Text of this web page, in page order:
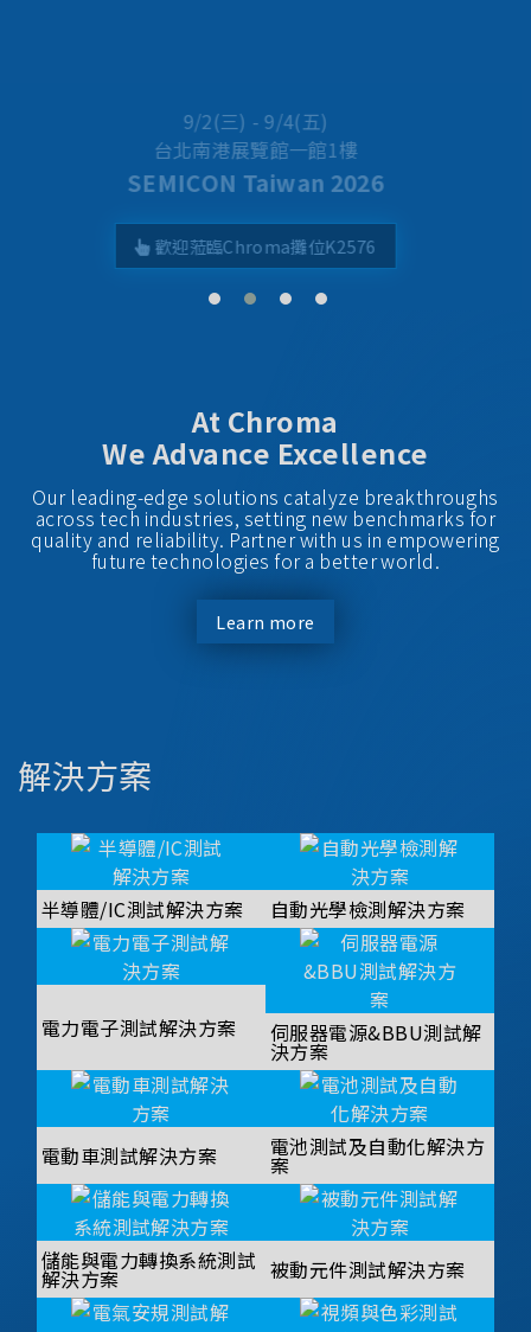
Best Taiwan Global Brands 2025
Chroma ATE Ranked No. 24
At Chroma
We Advance Excellence
Our leading-edge solutions catalyze breakthroughs
across tech industries, setting new benchmarks for
quality and reliability. Partner with us in empowering
future technologies for a better world.
Learn more
解決方案
半導體/IC測試解決方案 自動光學檢測解決方案
電力電子測試解決方案 伺服器電源&BBU測試解
決方案
電動車測試解決方案 電池測試及自動化解決方
案
儲能與電力轉換系統測試
解決方案 被動元件測試解決方案